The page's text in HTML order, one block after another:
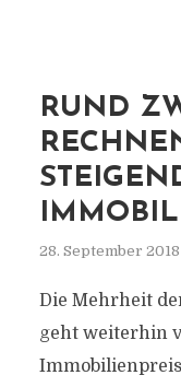
RUND
28. September 2018
Die Mehrheit
geht weiterhin